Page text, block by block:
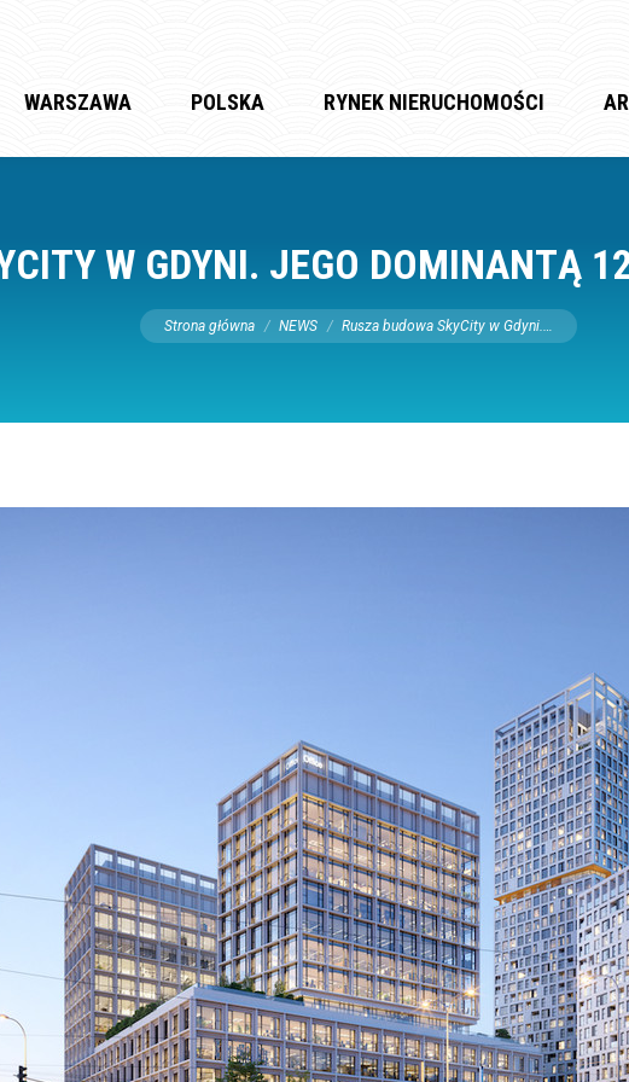
WARSZAWA POLSKA RYNEK NIERUCHOMOŚCI
W GDYNI. JEGO DOMINANTĄ
Jesteś tutaj:
Strona główna NEWS Rusza budowa SkyCity w Gdyni.…